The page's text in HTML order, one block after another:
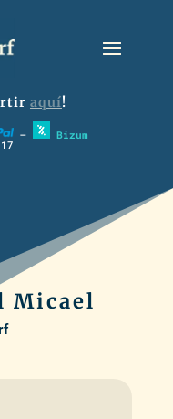
aquí!
– Bizum
Micael